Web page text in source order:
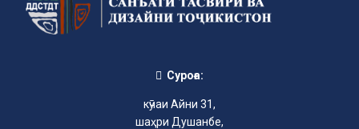
Суроға:
кӯчаи Айни 31,
шаҳри Душанбе,